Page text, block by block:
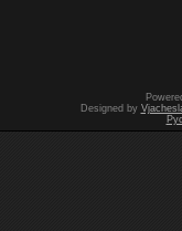
Designed by